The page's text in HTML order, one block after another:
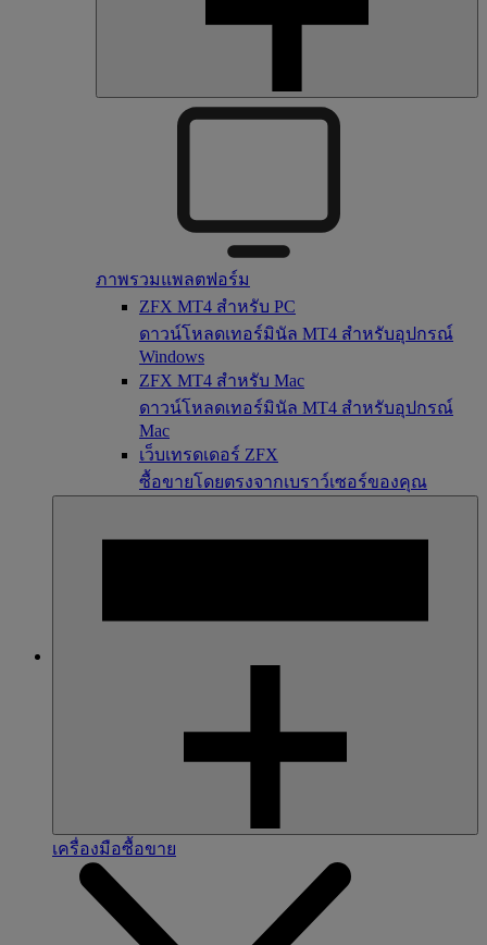
ภาพรวมแพลตฟอร์ม
ZFX MT4 สำหรับ PC
ดาวน์โหลดเทอร์มินัล MT4 สำหรับอุปกรณ์
Windows
ZFX MT4 สำหรับ Mac
ดาวน์โหลดเทอร์มินัล MT4 สำหรับอุปกรณ์
Mac
เว็บเทรดเดอร์ ZFX
ซื้อขายโดยตรงจากเบราว์เซอร์ของคุณ
เครื่องมือซื้อขาย